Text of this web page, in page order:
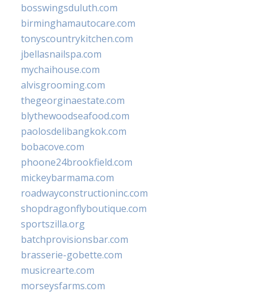
bosswingsduluth.com
birminghamautocare.com
tonyscountrykitchen.com
jbellasnailspa.com
mychaihouse.com
alvisgrooming.com
thegeorginaestate.com
blythewoodseafood.com
paolosdelibangkok.com
bobacove.com
phoone24brookfield.com
mickeybarmama.com
roadwayconstructioninc.com
shopdragonflyboutique.com
sportszilla.org
batchprovisionsbar.com
brasserie-gobette.com
musicrearte.com
morseysfarms.com